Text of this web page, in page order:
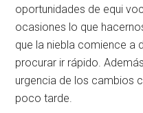
oportunidades de equi­
ocasiones lo que
que la niebla comience a
procurar ir rápido.
urgencia de los cambios
po­co tarde.